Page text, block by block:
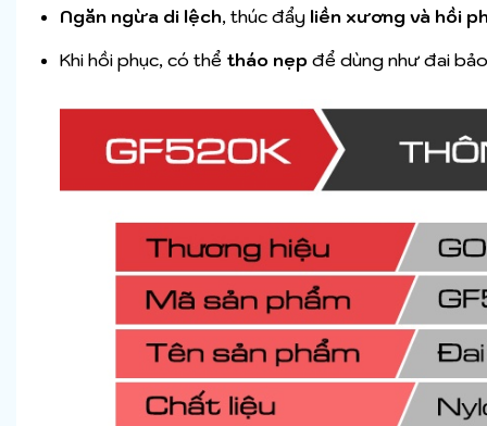
Ngăn ngừa di lệch, thúc đẩy liền xương và hồi
Khi hồi phục, có thể tháo nẹp để dùng như đai